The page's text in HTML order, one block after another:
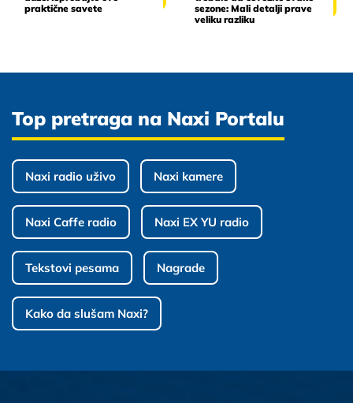
praktične savete
sezone: Mali detalji prave
veliku razliku
Top pretraga na Naxi Portalu
Naxi radio uživo Naxi kamere
Naxi Caffe radio Naxi EX YU radio
Tekstovi pesama Nagrade
Kako da slušam Naxi?